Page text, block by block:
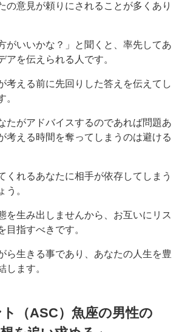
の意見が頼りにされることが多くあり
がいいかな？」と聞くと、率先してあ
アを伝えられる人です。
考える前に先回りした答えを伝えてし
。
たがアドバイスするのであれば問題あ
考える時間を奪ってしまうのは避ける
くれるあなたに相手が依存してしまう
う。
を生み出しませんから、お互いにリス
目指すべきです。
ら生きる事であり、あなたの人生を豊
します。
（ASC）魚座の男性の